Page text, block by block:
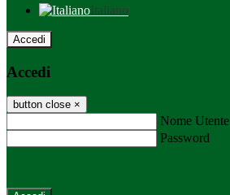
Italiano
Accedi
Accedi
button close ×
Nome Utente
Password